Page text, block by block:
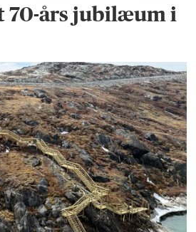
70-års jubilæum i